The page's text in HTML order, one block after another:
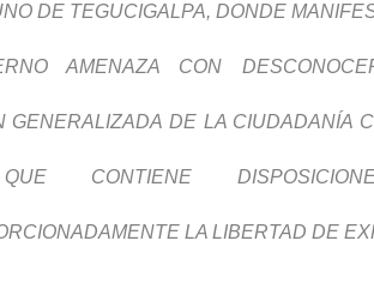
DE TEGUCIGALPA, DONDE
AMENAZA CON
GENERALIZADA DE LA CIUDADANÍA
CONTIENE
LA LIBERTAD DE